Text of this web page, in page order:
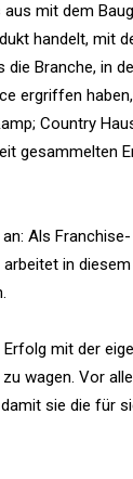
mit dem
handelt, mit
Branche, in
ergriffen
Country
gesammelten
Als
in
mit der
wagen. Vor
sie die für